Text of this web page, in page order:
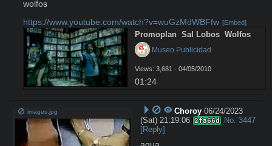
wolfos
https://www.youtube.com/watch?v=wuGzMdWBFfw [Embed]
Promoplan  Sal Lobos  Wolfos
Museo Publicidad
Views: 3,681 - 04/05/2010
01:24
images.jpg Choroy 06/24/2023
(Sat) 21:19:06 2fa66d No. 3447
[Reply]